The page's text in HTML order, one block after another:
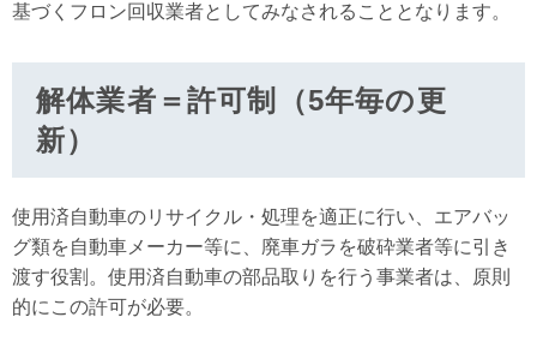
基づくフロン回収業者としてみなされることとなります。
解体業者＝許可制（5年毎の更
新）
使用済自動車のリサイクル・処理を適正に行い、エアバッ
グ類を自動車メーカー等に、廃車ガラを破砕業者等に引き
渡す役割。使用済自動車の部品取りを行う事業者は、原則
的にこの許可が必要。